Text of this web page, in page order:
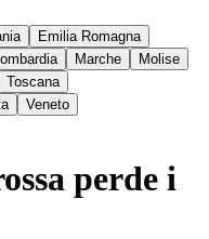
Emilia Romagna
Marche
Molise
Toscana
Veneto
perde i